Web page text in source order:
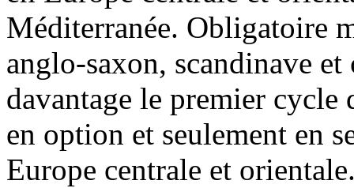
Méditerranée. Obligatoire
anglo-saxon, scandinave
davantage le premier cycle
en option et seulement en
Europe centrale et